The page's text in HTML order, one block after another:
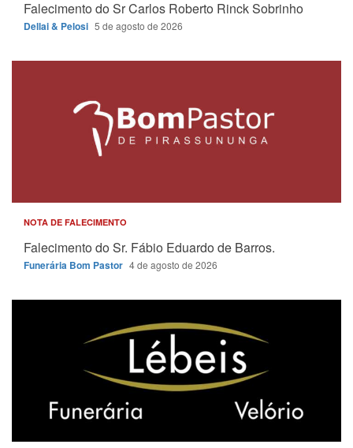
Falecimento do Sr Carlos Roberto Rinck Sobrinho
Dellai & Pelosi 5 de agosto de 2026
NOTA DE FALECIMENTO
Falecimento do Sr. Fábio Eduardo de Barros.
Funerária Bom Pastor 4 de agosto de 2026